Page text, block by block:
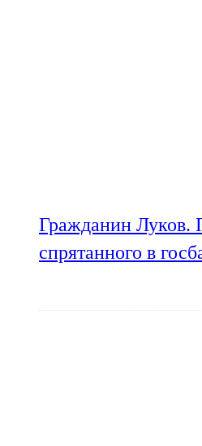
Гражданин Луков.
спрятанного в